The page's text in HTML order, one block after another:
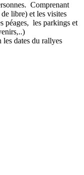
Comprenant
libre) et les visites
péages, les parkings et
dates du rallyes